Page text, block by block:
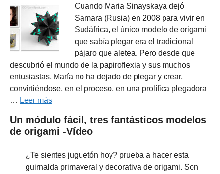
Cuando Maria Sinayskaya dejó
Samara (Rusia) en 2008 para vivir en
Sudáfrica, el único modelo de origami
que sabía plegar era el tradicional
pájaro que aletea. Pero desde que
descubrió el mundo de la papiroflexia y sus muchos
entusiastas, María no ha dejado de plegar y crear,
convirtiéndose, en el proceso, en una prolífica plegadora
… Leer más
Un módulo fácil, tres fantásticos modelos
de origami -Vídeo
¿Te sientes juguetón hoy? prueba a hacer esta
guirnalda primaveral y decorativa de origami. Son